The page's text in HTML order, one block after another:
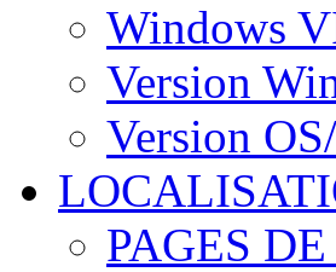
Windows
Version
Version
PAGES